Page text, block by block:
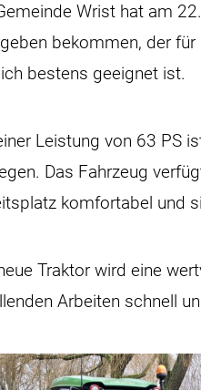
Wrist hat am
bekommen, der
bestens geeignet ist.
Leistung von 63 PS
Das Fahrzeug
komfortabel und
Traktor wird eine
Arbeiten schnell